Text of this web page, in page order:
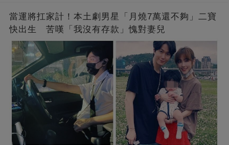
當運將扛家計！本土劇男星「月燒7萬還不夠」二寶
快出生 苦嘆「我沒有存款」愧對妻兒